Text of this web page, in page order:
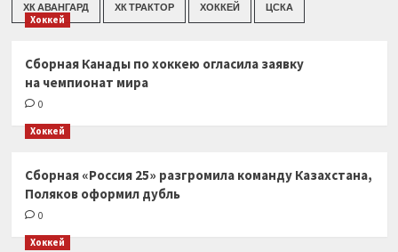
ХК АВАНГАРД ХК ТРАКТОР ХОККЕЙ ЦСКА
Хоккей
Сборная Канады по хоккею огласила заявку
на чемпионат мира
0
Хоккей
Сборная «Россия 25» разгромила команду Казахстана,
Поляков оформил дубль
0
Хоккей